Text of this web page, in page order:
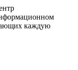
каждую